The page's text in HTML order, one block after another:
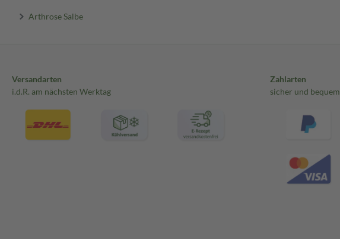
Arthrose Salbe
Versandarten
i.d.R. am nächsten Werktag
Zahlarten
sicher und bequem